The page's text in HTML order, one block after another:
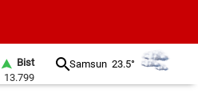
Bist
13.799
Samsun 23.5°